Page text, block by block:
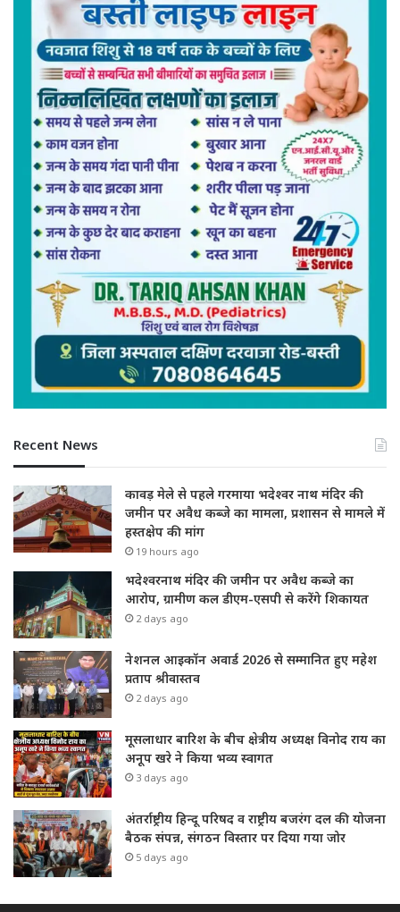
Recent News
कावड़ मेले से पहले गरमाया भदेश्वर नाथ मंदिर की
जमीन पर अवैध कब्जे का मामला, प्रशासन से मामले में
हस्तक्षेप की मांग
19 hours ago
भदेश्वरनाथ मंदिर की जमीन पर अवैध कब्जे का
आरोप, ग्रामीण कल डीएम-एसपी से करेंगे शिकायत
2 days ago
नेशनल आइकॉन अवार्ड 2026 से सम्मानित हुए महेश
प्रताप श्रीवास्तव
2 days ago
मूसलाधार बारिश के बीच क्षेत्रीय अध्यक्ष विनोद राय का
अनूप खरे ने किया भव्य स्वागत
3 days ago
अंतर्राष्ट्रीय हिन्दू परिषद व राष्ट्रीय बजरंग दल की योजना
बैठक संपन्न, संगठन विस्तार पर दिया गया जोर
5 days ago